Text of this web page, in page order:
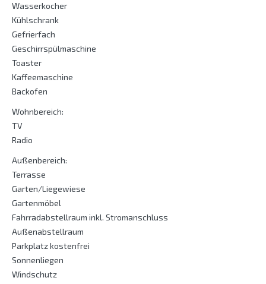
Wasserkocher
Kühlschrank
Gefrierfach
Geschirrspülmaschine
Toaster
Kaffeemaschine
Backofen
Wohnbereich:
TV
Radio
Außenbereich:
Terrasse
Garten/Liegewiese
Gartenmöbel
Fahrradabstellraum inkl. Stromanschluss
Außenabstellraum
Parkplatz kostenfrei
Sonnenliegen
Windschutz